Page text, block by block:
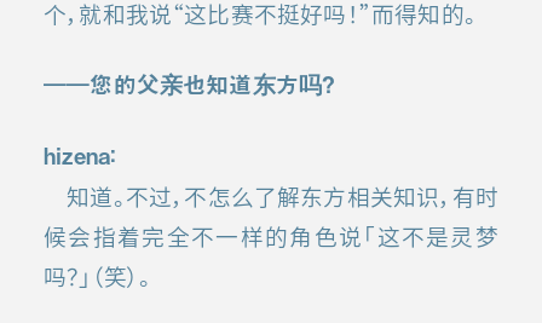
个，就和我说“这比赛不挺好吗！”而得知的。
――您的父亲也知道东方吗？
hizena：
知道。不过，不怎么了解东方相关知识，有时
候会指着完全不一样的角色说「这不是灵梦
吗？」（笑）。